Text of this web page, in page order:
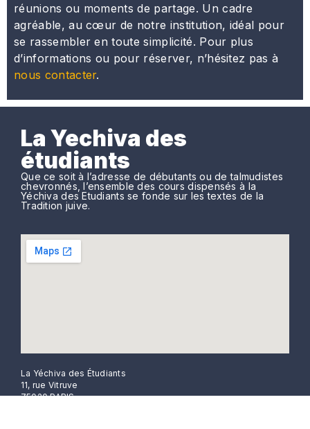
réunions ou moments de partage. Un cadre
agréable, au cœur de notre institution, idéal pour
se rassembler en toute simplicité. Pour plus
d’informations ou pour réserver, n’hésitez pas à
nous contacter.
La Yechiva des
étudiants
Que ce soit à l’adresse de débutants ou de talmudistes
chevronnés, l’ensemble des cours dispensés à la
Yéchiva des Etudiants se fonde sur les textes de la
Tradition juive.
La Yéchiva des Étudiants
11, rue Vitruve
75020 PARIS.